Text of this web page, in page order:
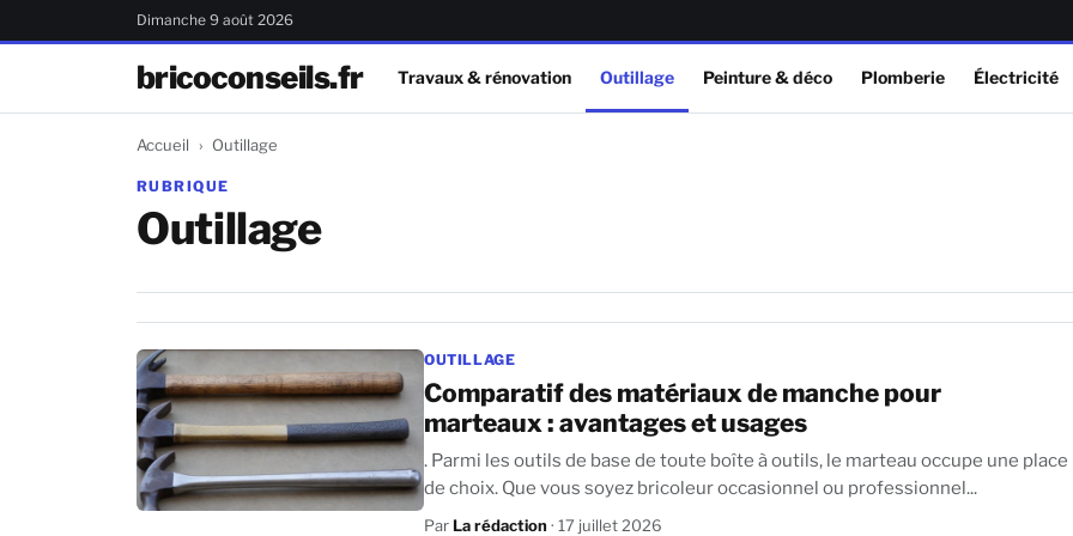
Dimanche 9 août 2026
bricoconseils.fr Travaux & rénovation Outillage Peinture & déco Plomberie Électricité
Accueil Outillage
RUBRIQUE
Outillage
OUTILLAGE
Comparatif des matériaux de manche pour
marteaux : avantages et usages
. Parmi les outils de base de toute boîte à outils, le marteau occupe une place
de choix. Que vous soyez bricoleur occasionnel ou professionnel...
Par La rédaction · 17 juillet 2026